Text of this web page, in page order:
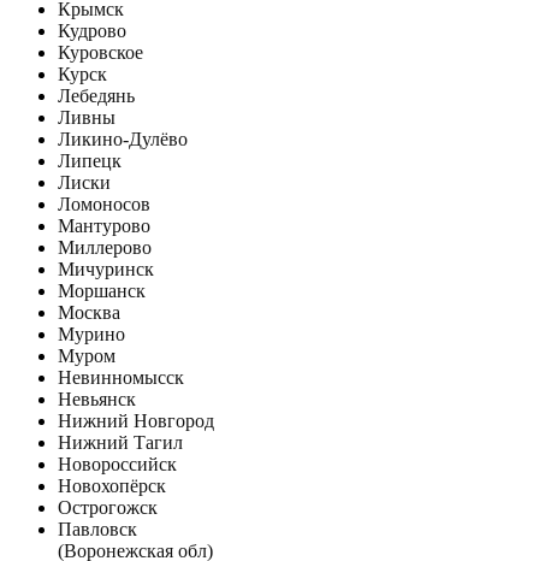
Крымск
Кудрово
Куровское
Курск
Лебедянь
Ливны
Ликино-Дулёво
Липецк
Лиски
Ломоносов
Мантурово
Миллерово
Мичуринск
Моршанск
Москва
Мурино
Муром
Невинномысск
Невьянск
Нижний Новгород
Нижний Тагил
Новороссийск
Новохопёрск
Острогожск
Павловск
(Воронежская обл)